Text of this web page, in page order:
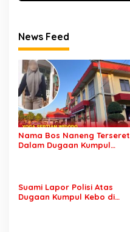
News Feed
Nama Bos Naneng Terseret
Dalam Dugaan Kumpul
Suami Lapor Polisi Atas
Dugaan Kumpul Kebo di